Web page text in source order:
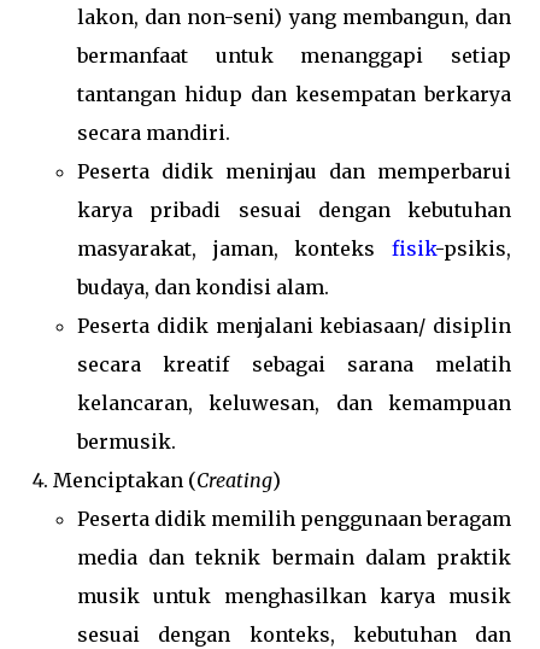
lakon, dan non-seni) yang membangun, dan
bermanfaat untuk menanggapi setiap
tantangan hidup dan kesempatan berkarya
secara mandiri.
Peserta didik meninjau dan memperbarui
karya pribadi sesuai dengan kebutuhan
masyarakat, jaman, konteks fisik-psikis,
budaya, dan kondisi alam.
Peserta didik menjalani kebiasaan/ disiplin
secara kreatif sebagai sarana melatih
kelancaran, keluwesan, dan kemampuan
bermusik.
Menciptakan (Creating)
Peserta didik memilih penggunaan beragam
media dan teknik bermain dalam praktik
musik untuk menghasilkan karya musik
sesuai dengan konteks, kebutuhan dan